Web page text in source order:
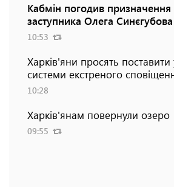
Кабмін погодив
заступника Олега Синєгубова
10:53
Харків'яни просять поставити
системи екстреного
10:28
Харків'янам повернули озеро
09:55